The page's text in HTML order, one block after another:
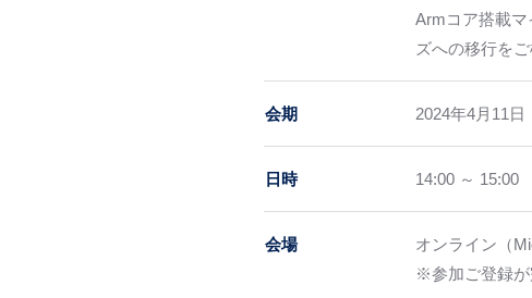
Armコア搭載
ズへの移行を
会期 2024年4月11日
日時 14:00 ～ 15:00
会場
オンライン（
※参加ご登録が